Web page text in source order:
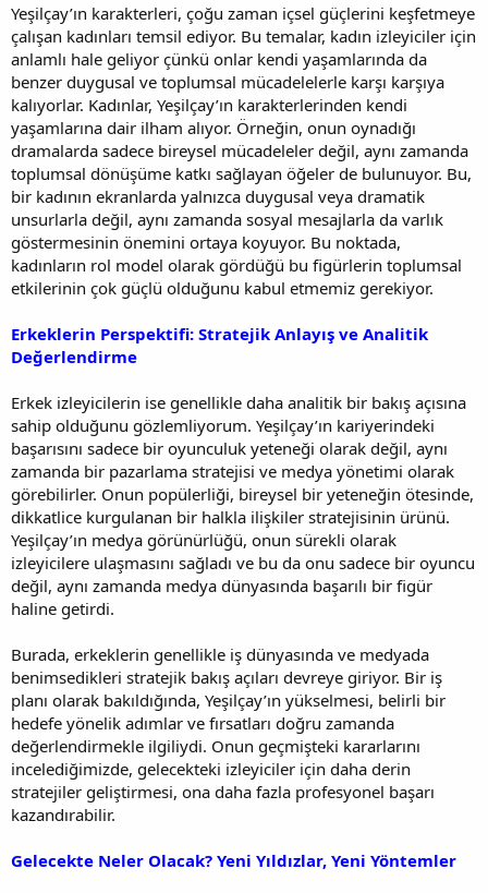
Yeşilçay’ın karakterleri, çoğu zaman içsel güçlerini keşfetmeye
çalışan kadınları temsil ediyor. Bu temalar, kadın izleyiciler için
anlamlı hale geliyor çünkü onlar kendi yaşamlarında da
benzer duygusal ve toplumsal mücadelelerle karşı karşıya
kalıyorlar. Kadınlar, Yeşilçay’ın karakterlerinden kendi
yaşamlarına dair ilham alıyor. Örneğin, onun oynadığı
dramalarda sadece bireysel mücadeleler değil, aynı zamanda
toplumsal dönüşüme katkı sağlayan öğeler de bulunuyor. Bu,
bir kadının ekranlarda yalnızca duygusal veya dramatik
unsurlarla değil, aynı zamanda sosyal mesajlarla da varlık
göstermesinin önemini ortaya koyuyor. Bu noktada,
kadınların rol model olarak gördüğü bu figürlerin toplumsal
etkilerinin çok güçlü olduğunu kabul etmemiz gerekiyor.
Erkeklerin Perspektifi: Stratejik Anlayış ve Analitik
Değerlendirme
Erkek izleyicilerin ise genellikle daha analitik bir bakış açısına
sahip olduğunu gözlemliyorum. Yeşilçay’ın kariyerindeki
başarısını sadece bir oyunculuk yeteneği olarak değil, aynı
zamanda bir pazarlama stratejisi ve medya yönetimi olarak
görebilirler. Onun popülerliği, bireysel bir yeteneğin ötesinde,
dikkatlice kurgulanan bir halkla ilişkiler stratejisinin ürünü.
Yeşilçay’ın medya görünürlüğü, onun sürekli olarak
izleyicilere ulaşmasını sağladı ve bu da onu sadece bir oyuncu
değil, aynı zamanda medya dünyasında başarılı bir figür
haline getirdi.
Burada, erkeklerin genellikle iş dünyasında ve medyada
benimsedikleri stratejik bakış açıları devreye giriyor. Bir iş
planı olarak bakıldığında, Yeşilçay’ın yükselmesi, belirli bir
hedefe yönelik adımlar ve fırsatları doğru zamanda
değerlendirmekle ilgiliydi. Onun geçmişteki kararlarını
incelediğimizde, gelecekteki izleyiciler için daha derin
stratejiler geliştirmesi, ona daha fazla profesyonel başarı
kazandırabilir.
Gelecekte Neler Olacak? Yeni Yıldızlar, Yeni Yöntemler